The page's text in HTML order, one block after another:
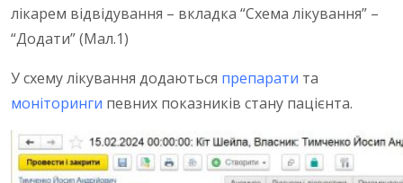
лікарем відвідування – вкладка “Схема лікування” –
“Додати” (Мал.1)
У схему лікування додаються препарати та
моніторинги певних показників стану пацієнта.